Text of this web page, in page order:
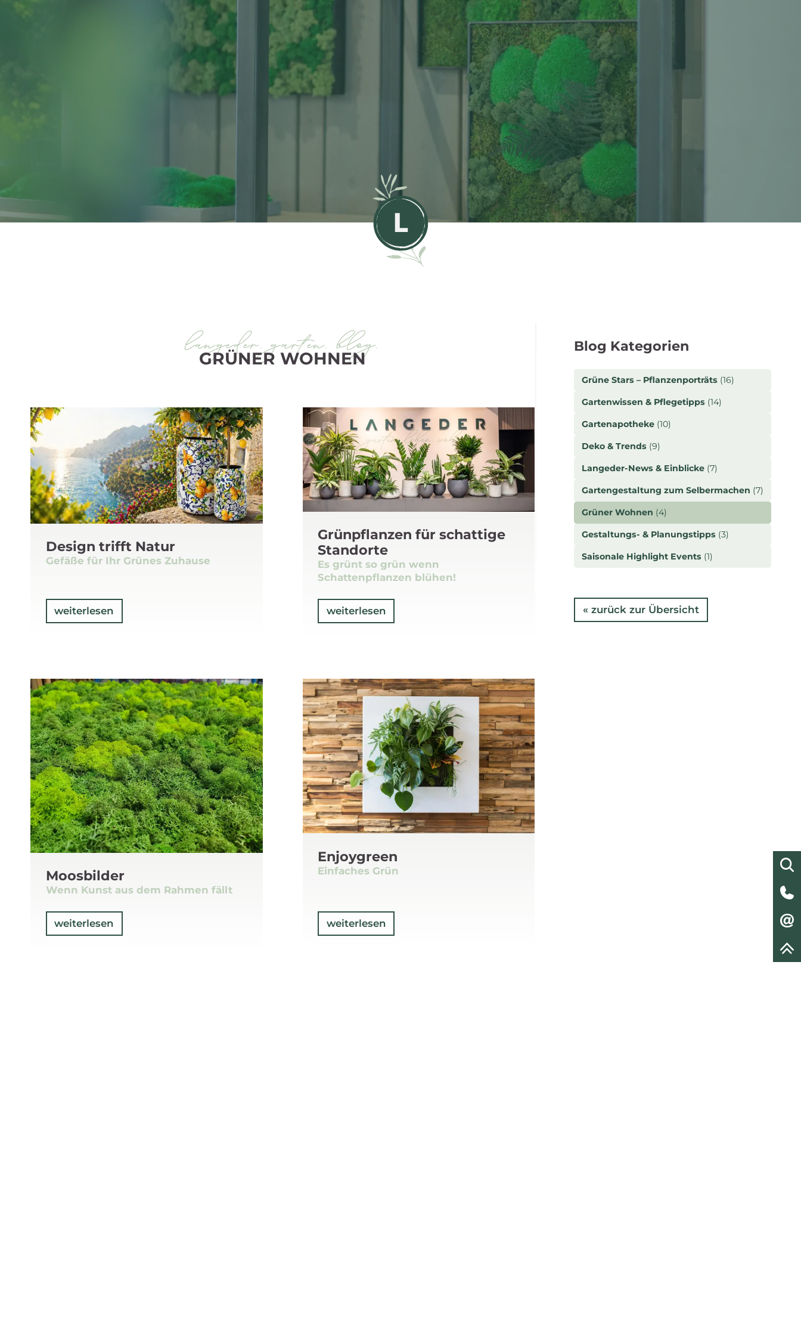
langeder. garten. blog.
GRÜNER WOHNEN
Design trifft Natur
Gefäße für Ihr Grünes Zuhause
weiterlesen
Grünpflanzen für schattige
Standorte
Es grünt so grün wenn
Schattenpflanzen blühen!
weiterlesen
Moosbilder
Wenn Kunst aus dem Rahmen fällt
weiterlesen
Enjoygreen
Einfaches Grün
weiterlesen
Blog Kategorien
Grüne Stars – Pflanzenporträts (16)
Gartenwissen & Pflegetipps (14)
Gartenapotheke (10)
Deko & Trends (9)
Langeder-News & Einblicke (7)
Gartengestaltung zum Selbermachen (7)
Grüner Wohnen (4)
Gestaltungs- & Planungstipps (3)
Saisonale Highlight Events (1)
« zurück zur Übersicht